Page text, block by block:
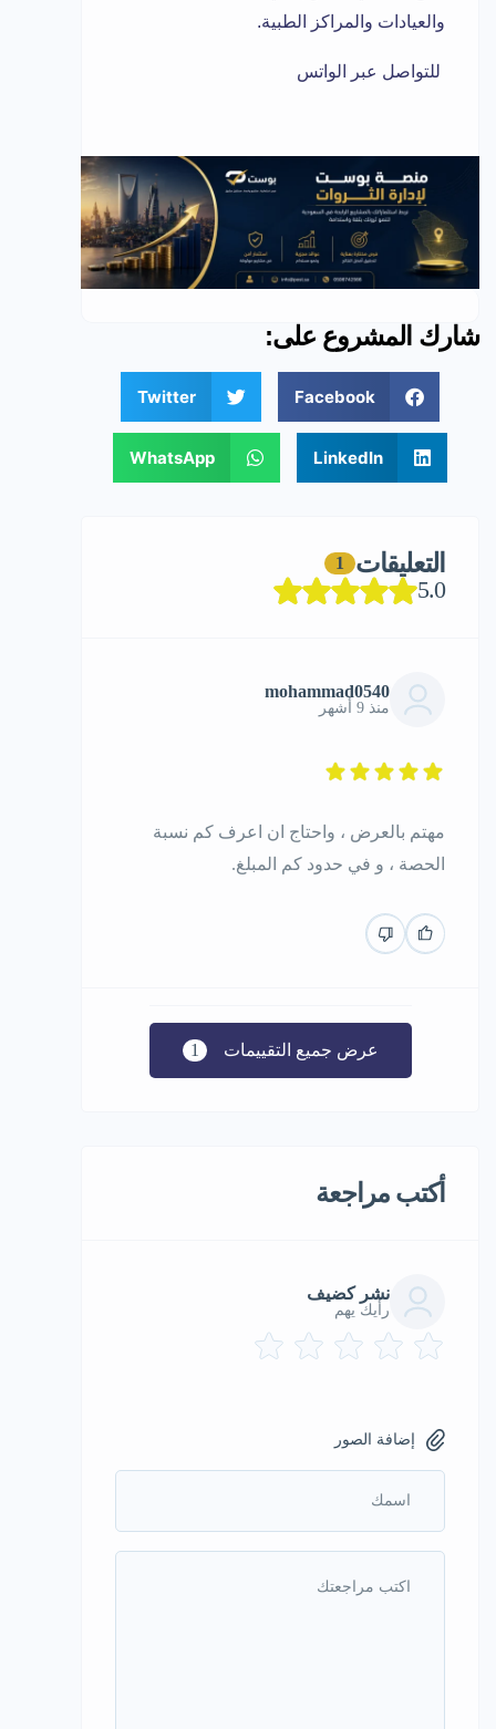
والعيادات والمراكز الطبية.
للتواصل عبر الواتس
شارك المشروع على:
Facebook
Twitter
LinkedIn
WhatsApp
التعليقات 1
5.0
mohammad0540
منذ 9 أشهر
مهتم بالعرض ، واحتاج ان اعرف كم نسبة
الحصة ، و في حدود كم المبلغ.
عرض جميع التقييمات 1
أكتب مراجعة
نشر كضيف
رأيك يهم
إضافة الصور